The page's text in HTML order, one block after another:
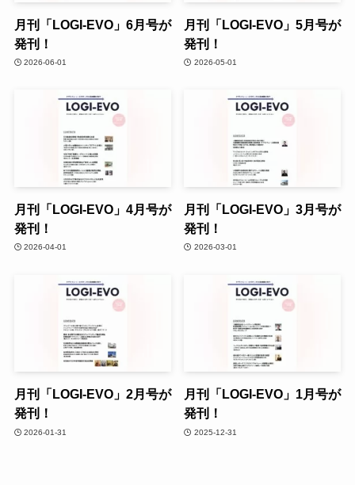
月刊「LOGI-EVO」6月号が
発刊！
2026-06-01
月刊「LOGI-EVO」5月号が
発刊！
2026-05-01
月刊「LOGI-EVO」4月号が
発刊！
2026-04-01
月刊「LOGI-EVO」3月号が
発刊！
2026-03-01
月刊「LOGI-EVO」2月号が
発刊！
2026-01-31
月刊「LOGI-EVO」1月号が
発刊！
2025-12-31